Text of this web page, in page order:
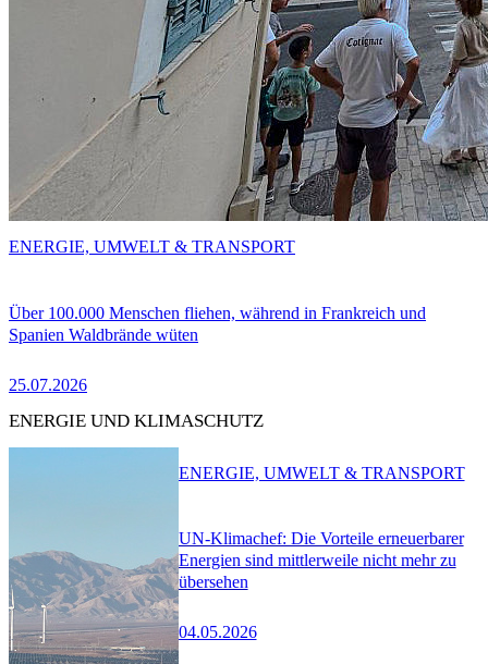
Über 100.000 Menschen fliehen, während in Frankreich und
Spanien Waldbrände wüten
25.07.2026
ENERGIE, UMWELT & TRANSPORT
ENERGIE UND KLIMASCHUTZ
UN-Klimachef: Die Vorteile erneuerbarer
Energien sind mittlerweile nicht mehr zu
übersehen
04.05.2026
ENERGIE, UMWELT & TRANSPORT